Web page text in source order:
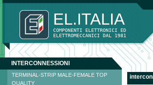
EL.ITALIA
COMPONENTI ELETTRONICI ED
ELETTROMECCANICI DAL 1981
INTERCONNESSIONI
TERMINAL-STRIP MALE-FEMALE TOP
QUALITY